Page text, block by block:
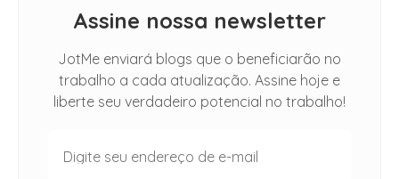
Assine nossa newsletter
JotMe enviará blogs que o beneficiarão no
trabalho a cada atualização. Assine hoje e
liberte seu verdadeiro potencial no trabalho!